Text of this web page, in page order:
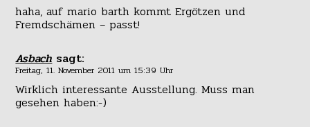
haha, auf mario barth kommt Ergötzen und
Fremdschämen – passt!
Asbach sagt:
Freitag, 11. November 2011 um 15:39 Uhr
Wirklich interessante Ausstellung. Muss man
gesehen haben:-)